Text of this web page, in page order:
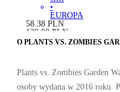
•
EUROPA
58.38 PLN
129.00 PLN
-55%
O PLANTS VS. ZOMBIES
Plants vs. Zombies Garden
osoby wydana w 2016 roku.